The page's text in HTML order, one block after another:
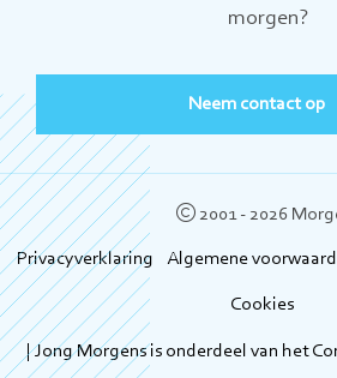
morgen?
Neem contact op
2001 - 2026
Privacyverklaring Algemene
Cookies
| Jong Morgens is onderdeel van het